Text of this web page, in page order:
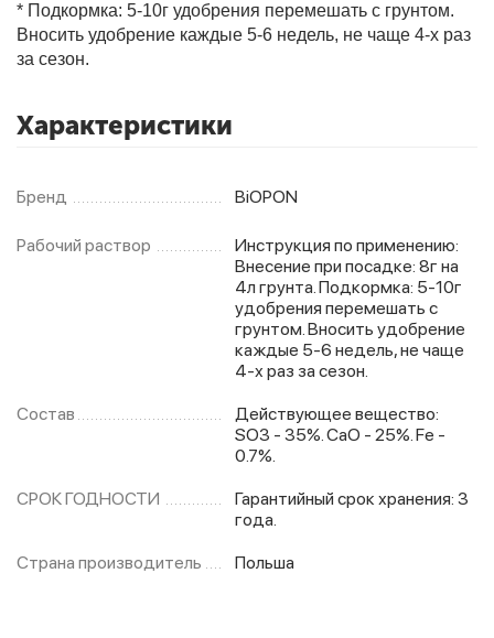
* Подкормка: 5-10г удобрения перемешать с грунтом.
Вносить удобрение каждые 5-6 недель, не чаще 4-х раз
за сезон.
Характеристики
Бренд BiOPON
Рабочий раствор
Инструкция по применению:
Внесение при посадке: 8г на
4л грунта. Подкормка: 5-10г
удобрения перемешать с
грунтом. Вносить удобрение
каждые 5-6 недель, не чаще
4-х раз за сезон.
Состав
Действующее вещество:
SO3 - 35%. CaO - 25%. Fe -
0.7%.
СРОК ГОДНОСТИ
Гарантийный срок хранения: 3
года.
Страна производитель Польша